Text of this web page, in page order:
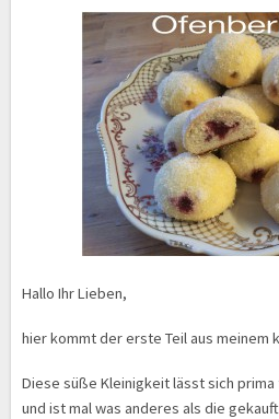
Hallo Ihr Lieben,
hier kommt der erste Teil aus meinem
Diese süße Kleinigkeit lässt sich
und ist mal was anderes als die